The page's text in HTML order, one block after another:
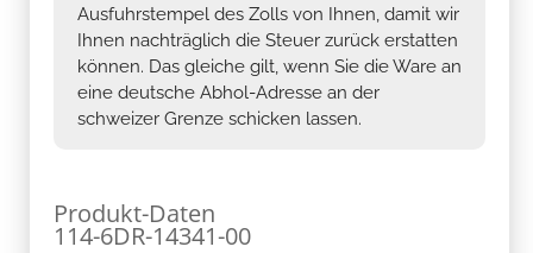
Ausfuhrstempel des Zolls von Ihnen, damit wir
Ihnen nachträglich die Steuer zurück erstatten
können. Das gleiche gilt, wenn Sie die Ware an
eine deutsche Abhol-Adresse an der
schweizer Grenze schicken lassen.
Produkt-Daten
114-6DR-14341-00